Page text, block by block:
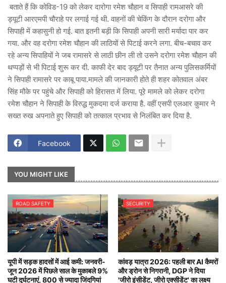
बताते हैं कि कोविड-19 को लेकर दारोगा रमेश चौहान व सिपाही रामआसरे की
ड्यूटी आरएमपी चौराहे पर लगाई गई थी. वाहनों की चेकिंग के दौरान दरोगा और
सिपाही में कहासुनी हो गई. बात इतनी बड़ी कि सिपाही अपनी सारी मर्यादा पार कर
गया. और वह दरोगा रमेश चौहान की लाठियों से पिटाई करने लगा. बीच-बचाव कर
रहे अन्य सिपाहियों ने जब रामासरे से लाठी छीन ली तो उसने दरोगा रमेश चौहान की
थप्पड़ों से भी पिटाई शुरू कर दी. काफी देर बाद ड्यूटी पर तैनात अन्य पुलिसकर्मियों
ने सिपाही रामासरे पर काबू पाया.मामले की जानकारी होते ही शहर कोतवाल अंबर
सिंह मौके पर पहुंचे और सिपाही को हिरासत में लिया. पूरे मामले को लेकर दरोगा
रमेश चौहान ने सिपाही के विरुद्ध मुकदमा दर्ज कराया है. वहीं एसपी एलआर कुमार ने
सख्त रुख अपनाते हुए सिपाही को तत्काल प्रभाव से निलंबित कर दिया है.
Facebook
YOU MIGHT LIKE
ROAD SAFETY
यूपी में सड़क हादसों में आई कमी: जनवरी-
जून 2026 में पिछले साल के मुकाबले 9%
घटी दुर्घटनाएं, 800 से ज्यादा जिंदगियां
SECURITY
कांवड़ यात्रा 2026: पहली बार AI कैमरों
और ड्रोन से निगरानी, DGP ने दिया
'जीरो इंसीडेंट, जीरो एक्सीडेंट' का लक्ष्य